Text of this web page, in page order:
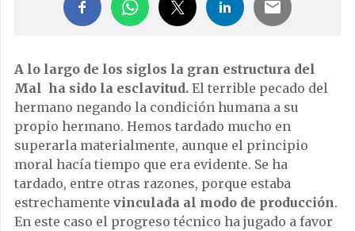
A lo largo de los siglos la gran estructura del
Mal ha sido la esclavitud. El terrible pecado del
hermano negando la condición humana a su
propio hermano. Hemos tardado mucho en
superarla materialmente, aunque el principio
moral hacía tiempo que era evidente. Se ha
tardado, entre otras razones, porque estaba
estrechamente vinculada al modo de producción.
En este caso el progreso técnico ha jugado a favor